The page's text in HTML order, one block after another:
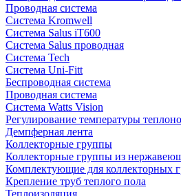
Проводная система
Система Kromwell
Система Salus iT600
Система Salus проводная
Система Tech
Система Uni-Fitt
Беспроводная система
Проводная система
Система Watts Vision
Регулирование температуры
Демпферная лента
Коллекторные группы
Коллекторные группы из
Комплектующие для коллекторных
Крепление труб теплого пола
Теплоизоляция